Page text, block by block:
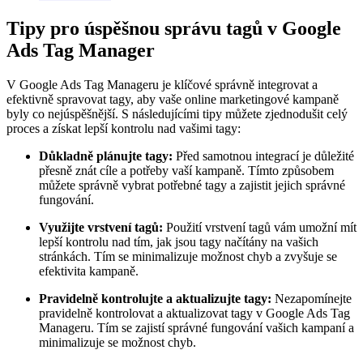
Tipy pro úspěšnou správu tagů v Google
Ads Tag Manager
V Google Ads Tag Manageru je klíčové správně integrovat a
efektivně spravovat tagy, aby vaše online marketingové kampaně
byly co nejúspěšnější. S následujícími tipy můžete zjednodušit celý
proces a získat lepší kontrolu nad vašimi tagy:
Důkladně plánujte tagy: Před samotnou integrací je důležité
přesně znát cíle a potřeby vaší kampaně. Tímto způsobem
můžete správně vybrat potřebné tagy a zajistit jejich správné
fungování.
Využijte vrstvení tagů: Použití vrstvení tagů vám umožní mít
lepší kontrolu nad tím, jak jsou tagy načítány na vašich
stránkách. Tím se minimalizuje možnost chyb a zvyšuje se
efektivita kampaně.
Pravidelně kontrolujte a aktualizujte tagy: Nezapomínejte
pravidelně kontrolovat a aktualizovat tagy v Google Ads Tag
Manageru. Tím se zajistí správné fungování vašich kampaní a
minimalizuje se možnost chyb.